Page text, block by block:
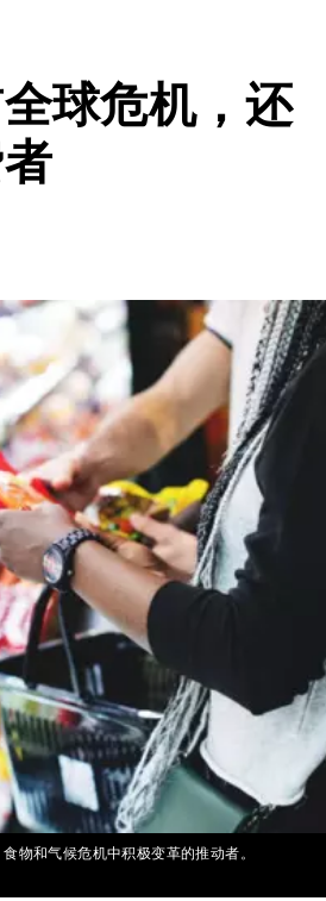
球危机，还
物和气候危机中积极变革的推动者。